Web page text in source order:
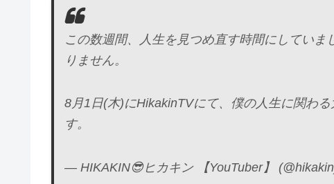
この数週間、人生を見つめ直す時間にしてい
りません。
8月1日(木)にHikakinTVにて、僕の人生に関わ
す。
— HIKAKIN😎ヒカキン 【YouTuber】